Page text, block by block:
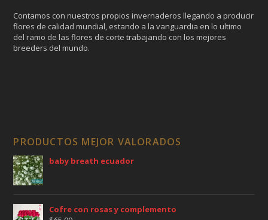
Contamos con nuestros propios invernaderos llegando a producir
flores de calidad mundial, estando a la vanguardia en lo ultimo
del ramo de las flores de corte trabajando con los mejores
breeders del mundo.
PRODUCTOS MEJOR VALORADOS
baby breath ecuador
Cofre con rosas y complemento